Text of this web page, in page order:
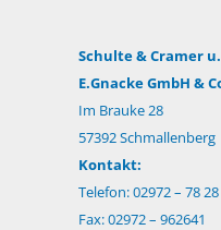
Schulte & Cramer u.
E.Gnacke GmbH &
Im Brauke 28
57392 Schmallenberg
Kontakt:
Telefon: 02972 – 78 28
Fax: 02972 – 962641